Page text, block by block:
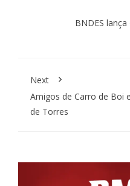
BNDES
Next
Amigos de Carro de Boi
de Torres